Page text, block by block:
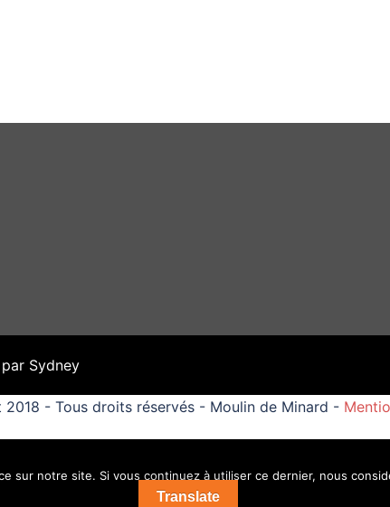
Sydney
Translate
2018 - Tous droits réservés - Moulin de Minard -
sur notre site. Si vous continuez à utiliser ce dernier, nous